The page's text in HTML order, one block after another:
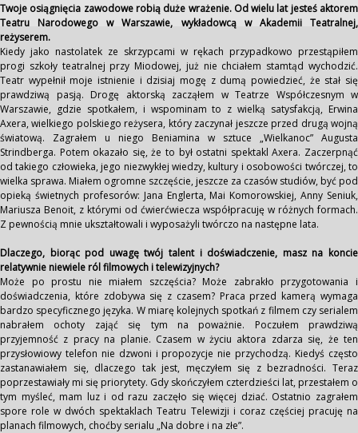
Twoje osiągnięcia zawodowe robią duże wrażenie. Od wielu lat jesteś aktorem
Teatru Narodowego w Warszawie, wykładowcą w Akademii Teatralnej,
reżyserem.
Kiedy jako nastolatek ze skrzypcami w rękach przypadkowo przestąpiłem
progi szkoły teatralnej przy Miodowej, już nie chciałem stamtąd wychodzić.
Teatr wypełnił moje istnienie i dzisiaj mogę z dumą powiedzieć, że stał się
prawdziwą pasją. Drogę aktorską zacząłem w Teatrze Współczesnym w
Warszawie, gdzie spotkałem, i wspominam to z wielką satysfakcją, Erwina
Axera, wielkiego polskiego reżysera, który zaczynał jeszcze przed drugą wojną
światową. Zagrałem u niego Beniamina w sztuce „Wielkanoc” Augusta
Strindberga. Potem okazało się, że to był ostatni spektakl Axera. Zaczerpnąć
od takiego człowieka, jego niezwykłej wiedzy, kultury i osobowości twórczej, to
wielka sprawa. Miałem ogromne szczęście, jeszcze za czasów studiów, być pod
opieką świetnych profesorów: Jana Englerta, Mai Komorowskiej, Anny Seniuk,
Mariusza Benoit, z którymi od ćwierćwiecza współpracuję w różnych formach.
Z pewnością mnie ukształtowali i wyposażyli twórczo na następne lata.
Dlaczego, biorąc pod uwagę twój talent i doświadczenie, masz na koncie
relatywnie niewiele ról filmowych i telewizyjnych?
Może po prostu nie miałem szczęścia? Może zabrakło przygotowania i
doświadczenia, które zdobywa się z czasem? Praca przed kamerą wymaga
bardzo specyficznego języka. W miarę kolejnych spotkań z filmem czy serialem
nabrałem ochoty zająć się tym na poważnie. Poczułem prawdziwą
przyjemność z pracy na planie. Czasem w życiu aktora zdarza się, że ten
przysłowiowy telefon nie dzwoni i propozycje nie przychodzą. Kiedyś często
zastanawiałem się, dlaczego tak jest, męczyłem się z bezradności. Teraz
poprzestawiały mi się priorytety. Gdy skończyłem czterdzieści lat, przestałem o
tym myśleć, mam luz i od razu zaczęło się więcej dziać. Ostatnio zagrałem
spore role w dwóch spektaklach Teatru Telewizji i coraz częściej pracuję na
planach filmowych, choćby serialu „Na dobre i na złe”.